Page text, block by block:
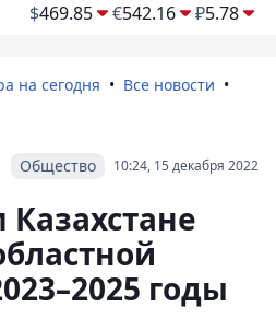
$469.85 €542.16 ₽5.78
на сегодня
Все новости
10:24, 15 декабря 2022
Общество
годы